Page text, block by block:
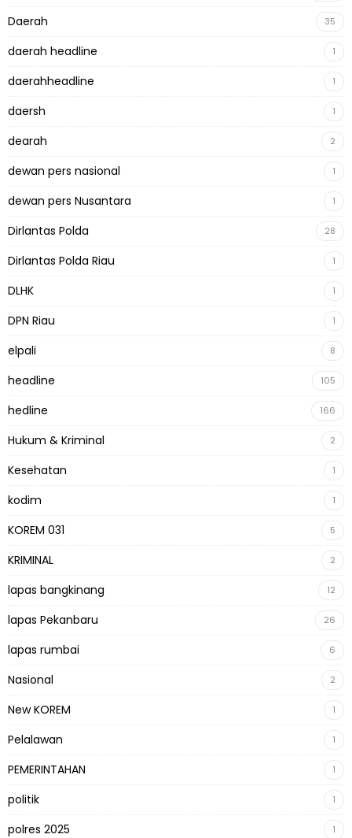
Daerah 35
daerah headline 1
daerahheadline 1
daersh 1
dearah 2
dewan pers nasional 1
dewan pers Nusantara 1
Dirlantas Polda 28
Dirlantas Polda Riau 1
DLHK 1
DPN Riau 1
elpali 8
headline 105
hedline 166
Hukum & Kriminal 2
Kesehatan 1
kodim 1
KOREM 031 5
KRIMINAL 2
lapas bangkinang 12
lapas Pekanbaru 26
lapas rumbai 6
Nasional 2
New KOREM 1
Pelalawan 1
PEMERINTAHAN 1
politik 1
polres 2025 1